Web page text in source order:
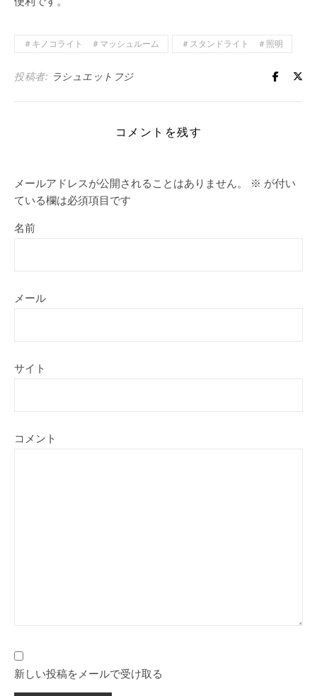
＃キノコライト ＃マッシュルーム ＃スタンドライト ＃照明
投稿者: ラシュエットフジ
コメントを残す
メールアドレスが公開されることはありません。 ※ が付い
ている欄は必須項目です
名前
メール
サイト
コメント
新しい投稿をメールで受け取る